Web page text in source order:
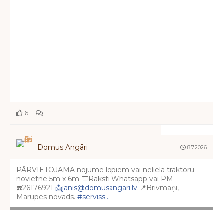
6 1
Domus Angāri 8.7.2026
PĀRVIETOJAMA nojume lopiem vai neliela traktoru
novietne 5m x 6m ⌨️Raksti Whatsapp vai PM
☎️26176921 📩janis@domusangari.lv 📍Brīvmaņi,
Mārupes novads. #serviss...